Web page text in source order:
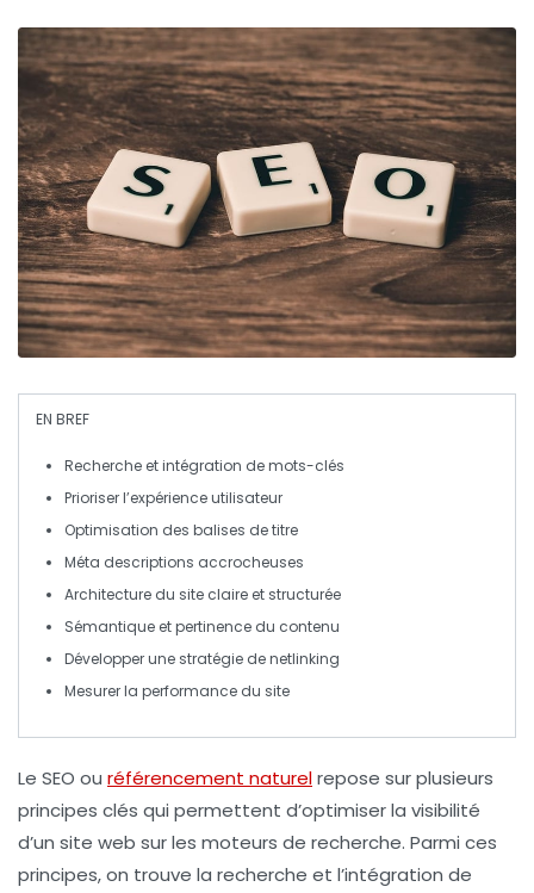
EN BREF
Recherche et intégration demots-clés
Prioriser l’expérience utilisateur
Optimisation des balises de titre
Méta descriptions accrocheuses
Architecture du site claire et structurée
Sémantique et pertinence du contenu
Développer une stratégie denetlinking
Mesurer la performance du site
Le SEO ou référencement naturelrepose sur plusieurs
principes clés qui permettent d’optimiser la visibilité
d’un site web sur les moteurs de recherche. Parmi ces
principes, on trouve la recherche et l’intégration de